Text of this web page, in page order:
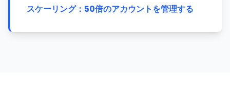
スケーリング：50倍のアカウントを管理する